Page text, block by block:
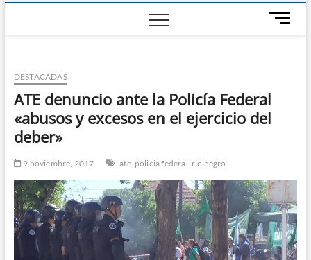
B
o
DESTACADAS
ATE denuncio ante la Policía Federal
«abusos y excesos en el ejercicio del
deber»
9 noviembre, 2017 ate policia federal rio negro